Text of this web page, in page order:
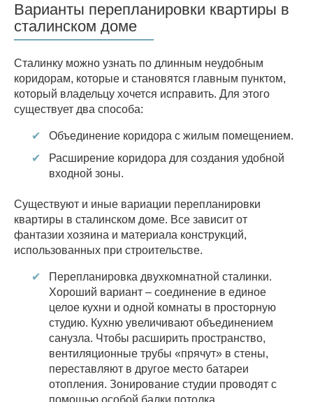
Варианты перепланировки квартиры в
сталинском доме
Сталинку можно узнать по длинным неудобным
коридорам, которые и становятся главным пунктом,
который владельцу хочется исправить. Для этого
существует два способа:
Объединение коридора с жилым помещением.
Расширение коридора для создания удобной
входной зоны.
Существуют и иные вариации перепланировки
квартиры в сталинском доме. Все зависит от
фантазии хозяина и материала конструкций,
использованных при строительстве.
Перепланировка двухкомнатной сталинки.
Хороший вариант – соединение в единое
целое кухни и одной комнаты в просторную
студию. Кухню увеличивают объединением
санузла. Чтобы расширить пространство,
вентиляционные трубы «прячут» в стены,
переставляют в другое место батареи
отопления. Зонирование студии проводят с
помощью особой балки потолка.